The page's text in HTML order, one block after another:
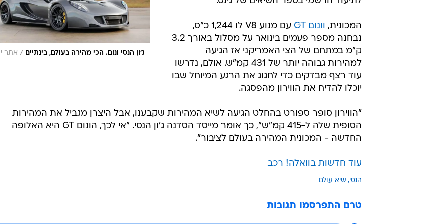
ג'ון הנסי ונום. הכי מהירה בעולם, בינתיים / אתר
המכונית, וונום GT
עם מנוע V8 לו 1,244 כ"ס,
נבחנה מספר פעמים בינואר על מסלול באורך 3.2
ק"מ במתחם של הצי האמריקני אז הגיעה
למהירות גבוהה יותר של 431 קמ"ש. אולם, נדרשו
עוד רצף מבדקים כדי לחגוג את הרגע המיוחל שבו
יוכלו להדיח את הווירון מהפסגה.
"הווירון סופר ספורט בהחלט הגיעה לשיא המהירות שקבענו, אבל היצרן מגביל את המהירות
הסופית שלה ל-415 קמ"ש", כך אומר מייסד הסדנה ג'ון הנסי. "אי לכך, הונום GT היא האלופה
החדשה - המכונית המהירה בעולם לציבור".
עוד חדשות בוואלה! רכב
הנסי שיא עולם
טרם התפרסמו תגובות